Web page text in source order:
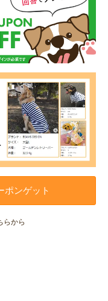
ポンゲット
らから